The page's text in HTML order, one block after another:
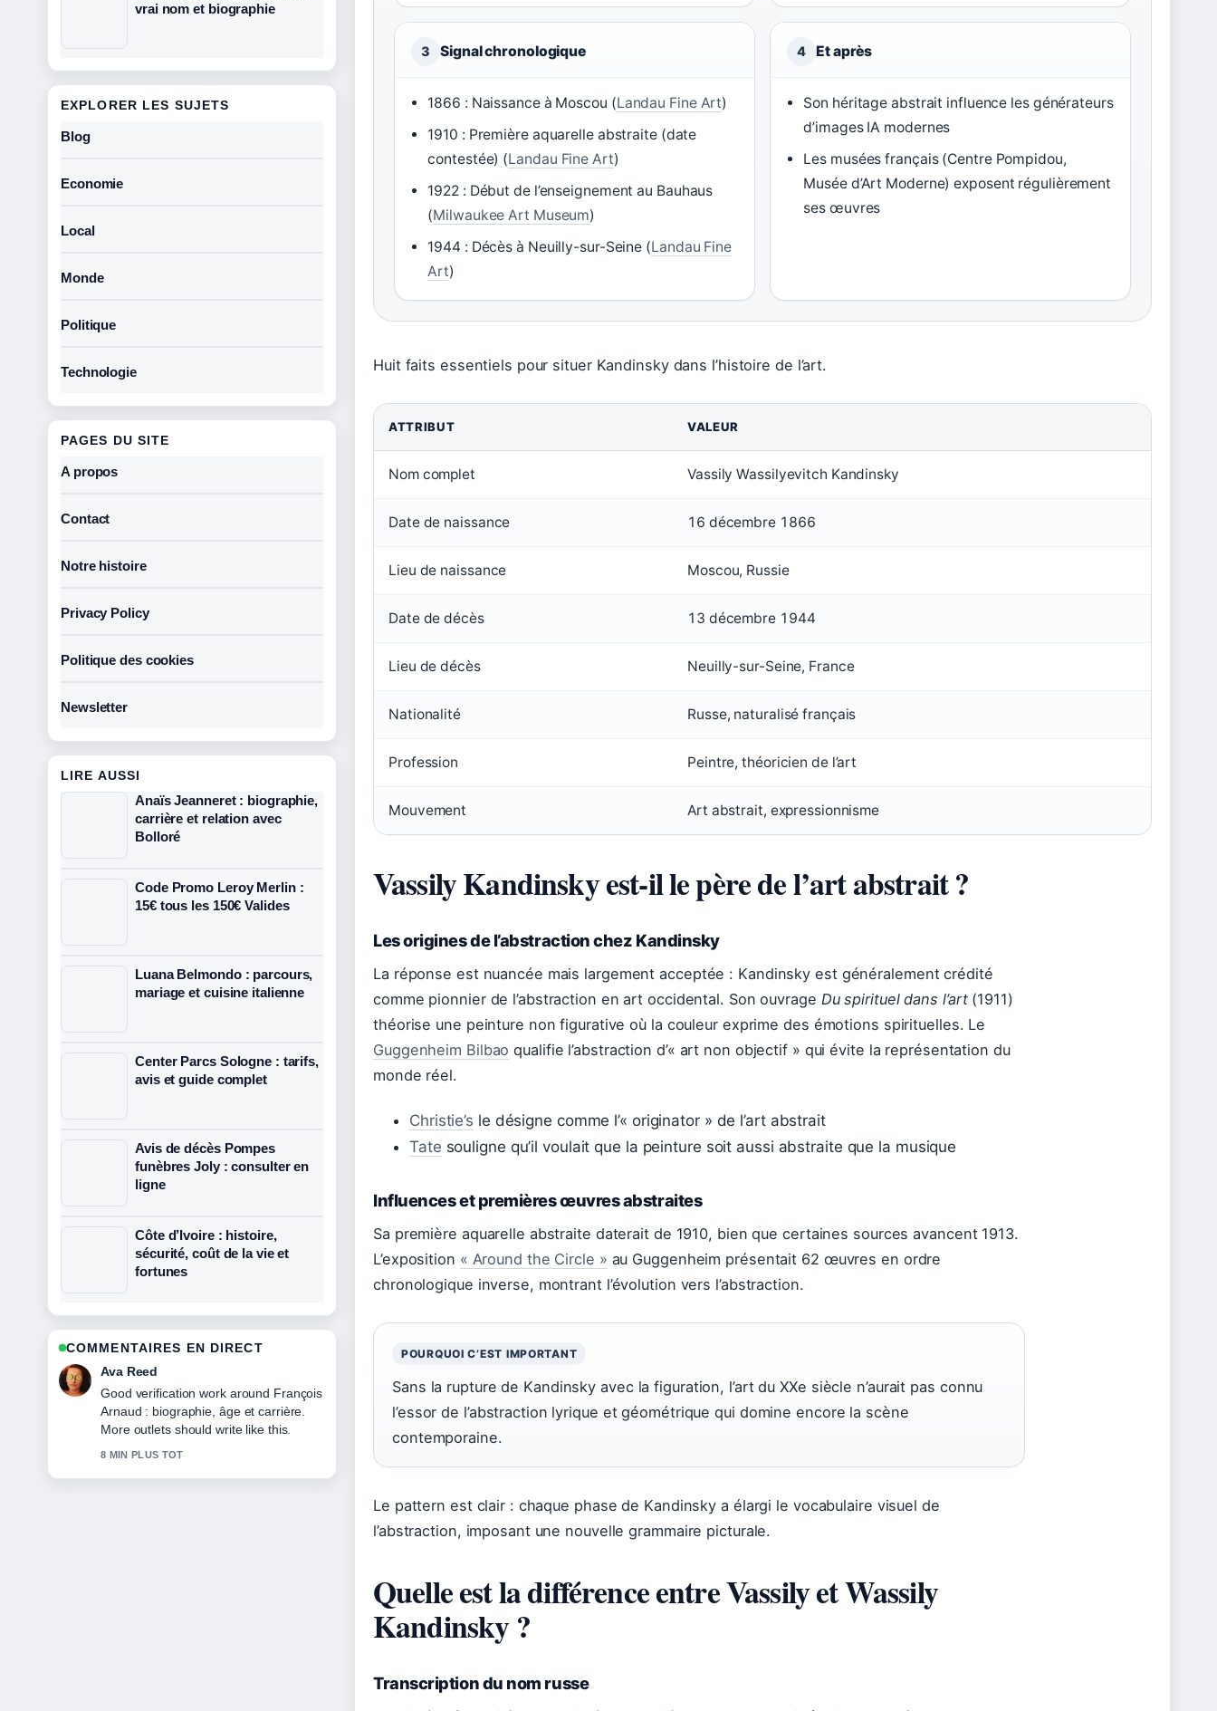
3 Signal chronologique
1866 : Naissance à Moscou (Landau Fine Art)
1910 : Première aquarelle abstraite (date
contestée) (Landau Fine Art)
1922 : Début de l’enseignement au Bauhaus
(Milwaukee Art Museum)
1944 : Décès à Neuilly-sur-Seine (Landau Fine
Art)
4 Et après
Son héritage abstrait influence les générateurs
d’images IA modernes
Les musées français (Centre Pompidou,
Musée d’Art Moderne) exposent régulièrement
ses œuvres
Huit faits essentiels pour situer Kandinsky dans l’histoire de l’art.
ATTRIBUT VALEUR
Nom complet Vassily Wassilyevitch Kandinsky
Date de naissance 16 décembre 1866
Lieu de naissance Moscou, Russie
Date de décès 13 décembre 1944
Lieu de décès Neuilly-sur-Seine, France
Nationalité Russe, naturalisé français
Profession Peintre, théoricien de l’art
Mouvement Art abstrait, expressionnisme
Vassily Kandinsky est-il le père de l’art abstrait ?
Les origines de l’abstraction chez Kandinsky
La réponse est nuancée mais largement acceptée : Kandinsky est généralement crédité
comme pionnier de l’abstraction en art occidental. Son ouvrage Du spirituel dans l’art(1911)
théorise une peinture non figurative où la couleur exprime des émotions spirituelles. Le
Guggenheim Bilbao qualifie l’abstraction d’« art non objectif » qui évite la représentation du
monde réel.
Christie’s le désigne comme l’« originator » de l’art abstrait
Tate souligne qu’il voulait que la peinture soit aussi abstraite que la musique
Influences et premières œuvres abstraites
Sa première aquarelle abstraite daterait de 1910, bien que certaines sources avancent 1913.
L’exposition « Around the Circle » au Guggenheim présentait 62 œuvres en ordre
chronologique inverse, montrant l’évolution vers l’abstraction.
POURQUOI C’EST IMPORTANT
Sans la rupture de Kandinsky avec la figuration, l’art du XXe siècle n’aurait pas connu
l’essor de l’abstraction lyrique et géométrique qui domine encore la scène
contemporaine.
Le pattern est clair : chaque phase de Kandinsky a élargi le vocabulaire visuel de
l’abstraction, imposant une nouvelle grammaire picturale.
Quelle est la différence entre Vassily et Wassily
Kandinsky ?
Transcription du nom russe
vrai nom et biographie
EXPLORER LES SUJETS
Blog
Economie
Local
Monde
Politique
Technologie
PAGES DU SITE
A propos
Contact
Notre histoire
Privacy Policy
Politique des cookies
Newsletter
LIRE AUSSI
Anaïs Jeanneret : biographie,
carrière et relation avec
Bolloré
Code Promo Leroy Merlin :
15€ tous les 150€ Valides
Luana Belmondo : parcours,
mariage et cuisine italienne
Center Parcs Sologne : tarifs,
avis et guide complet
Avis de décès Pompes
funèbres Joly : consulter en
ligne
Côte d’Ivoire : histoire,
sécurité, coût de la vie et
fortunes
COMMENTAIRES EN DIRECT
Ava Reed
Good verification work around François
Arnaud : biographie, âge et carrière.
More outlets should write like this.
8 MIN PLUS TOT